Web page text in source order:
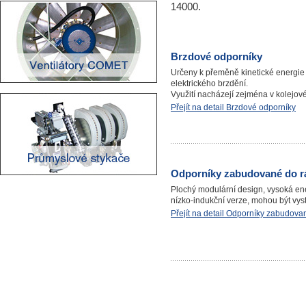
14000.
Brzdové odporníky
Určeny k přeměně kinetické
elektrického brzdění.
Využití nacházejí zejména v
Přejít na detail Brzdové odporníky
Odporníky zabudované do
Plochý modulární design, vysoká
nízko-indukční verze, mohou být
Přejít na detail Odporníky